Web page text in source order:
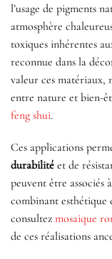
l’usage de pigments
atmosphère
toxiques inhérentes
reconnue dans la
valeur ces matériaux,
entre nature et bien-
feng shui.
Ces applications
durabilité et de
peuvent être associés
combinant esthétique
consultez mosaique
de ces réalisations